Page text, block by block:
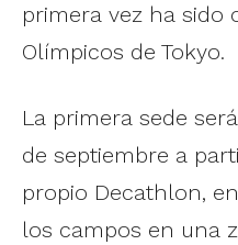
primera vez ha sido
Olímpicos de Tokyo.
La primera sede
de septiembre a
propio Decathlon,
los campos en una